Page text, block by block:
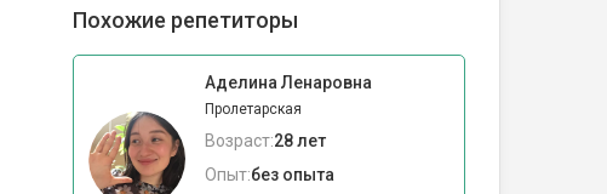
Похожие репетиторы
Аделина Ленаровна
Пролетарская
Возраст:28 лет
Опыт:без опыта